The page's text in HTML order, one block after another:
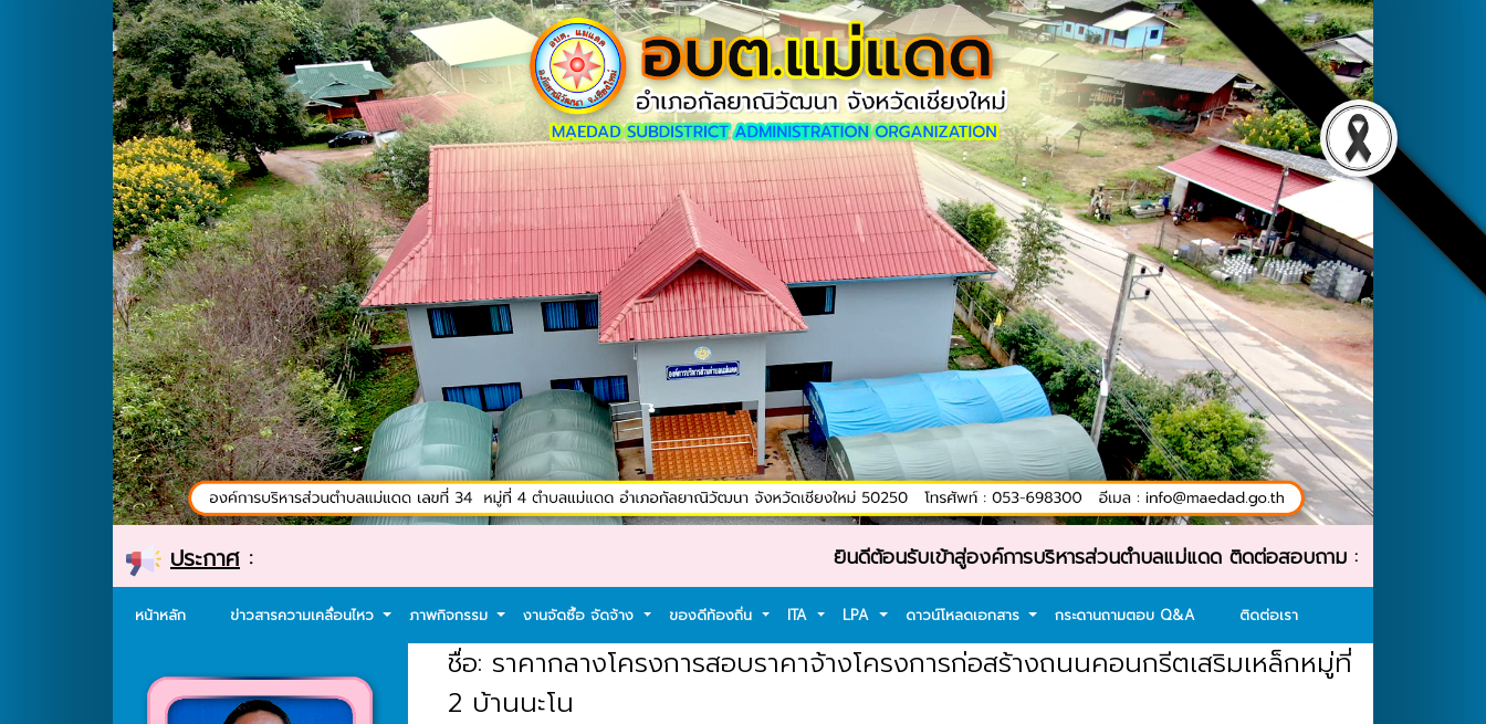
ประกาศ : ยินดีต้อนรับเข้าสู่องค์การบริหารส่วนตำบลแม่แดด ติดต่อสอบถาม : โทรศัพท์ : 053-
หน้าหลัก ข่าวสารความเคลื่อนไหว ภาพกิจกรรม งานจัดซื้อ จัดจ้าง ของดีท้องถิ่น ITA LPA ดาวน์โหลดเอกสาร กระดานถามตอบ Q&A ติดต่อเรา
ชื่อ: ราคากลางโครงการสอบราคาจ้างโครงการก่อสร้างถนนคอนกรีตเสริมเหล็กหมู่ที่
2 บ้านนะโน